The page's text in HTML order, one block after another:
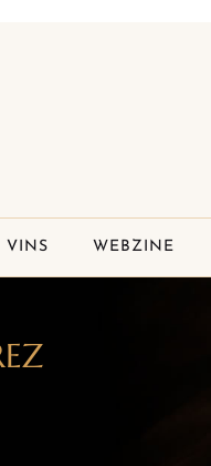
VINS WEBZINE